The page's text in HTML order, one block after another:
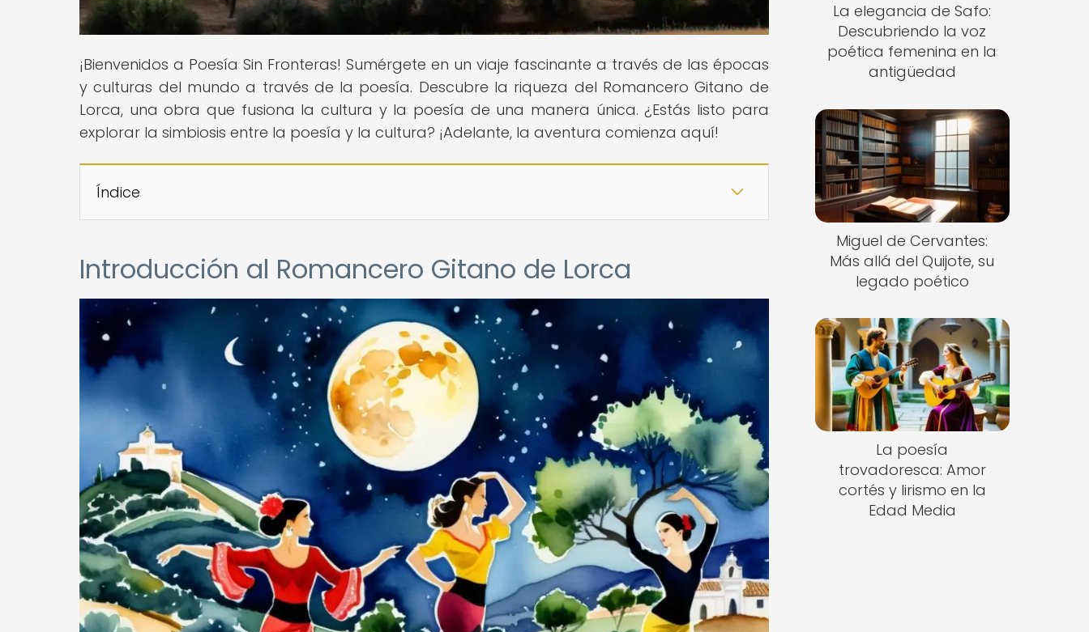
¡Bienvenidos a Poesía Sin Fronteras! Sumérgete en un viaje fascinante a través de las épocas
y culturas del mundo a través de la poesía. Descubre la riqueza del Romancero Gitano de
Lorca, una obra que fusiona la cultura y la poesía de una manera única. ¿Estás listo para
explorar la simbiosis entre la poesía y la cultura? ¡Adelante, la aventura comienza aquí!
Índice
Introducción al Romancero Gitano de Lorca
La elegancia de Safo:
Descubriendo la voz
poética femenina en la
antigüedad
Miguel de Cervantes:
Más allá del Quijote, su
legado poético
La poesía
trovadoresca: Amor
cortés y lirismo en la
Edad Media